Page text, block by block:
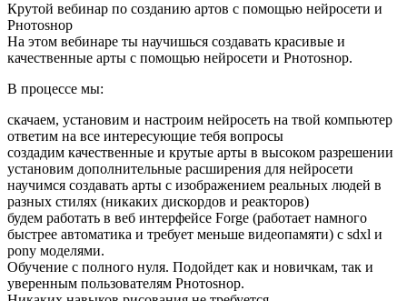
Крутой вебинар по созданию артов с помощью нейросети и
Pнотоsнор
На этом вебинаре ты научишься создавать красивые и
качественные арты с помощью нейросети и Pнотоsнор.
В процессе мы:
скачаем, установим и настроим нейросеть на твой компьютер
ответим на все интересующие тебя вопросы
создадим качественные и крутые арты в высоком разрешении
установим дополнительные расширения для нейросети
научимся создавать арты с изображением реальных людей в
разных стилях (никаких дискордов и реакторов)
будем работать в веб интерфейсе Forge (работает намного
быстрее автоматика и требует меньше видеопамяти) с sdxl и
pony моделями.
Обучение с полного нуля. Подойдет как и новичкам, так и
уверенным пользователям Pнотоsнор.